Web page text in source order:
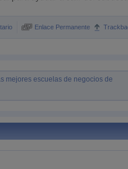
Enlace Permanente
mejores escuelas de negocios de